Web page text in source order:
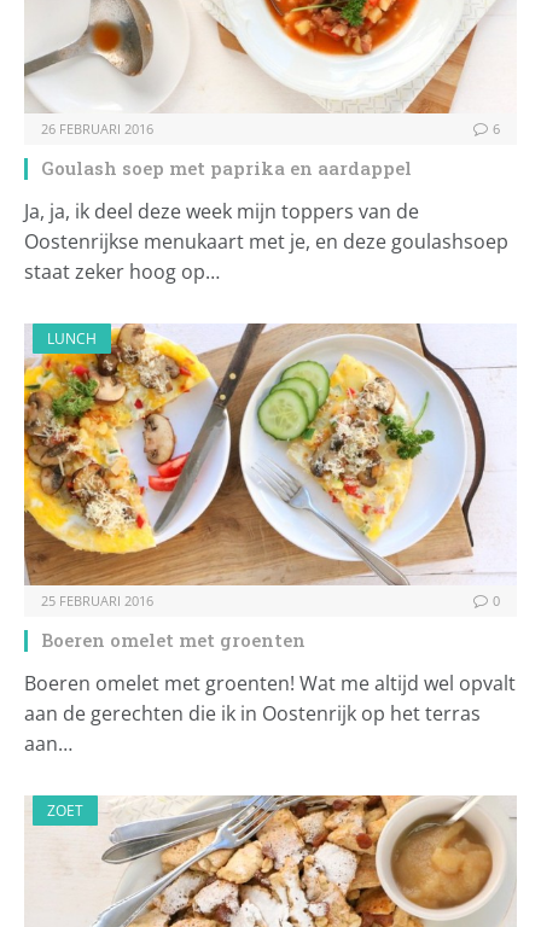
26 FEBRUARI 2016 6
Goulash soep met paprika en aardappel
Ja, ja, ik deel deze week mijn toppers van de
Oostenrijkse menukaart met je, en deze goulashsoep
staat zeker hoog op…
LUNCH
25 FEBRUARI 2016 0
Boeren omelet met groenten
Boeren omelet met groenten! Wat me altijd wel opvalt
aan de gerechten die ik in Oostenrijk op het terras
aan…
ZOET